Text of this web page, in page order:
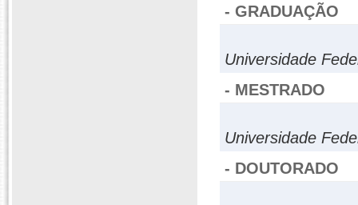
- GRADUAÇÃO
Universidade
- MESTRADO
Universidade
- DOUTORADO